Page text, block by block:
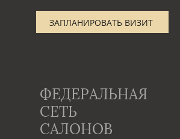
ЗАПЛАНИРОВАТЬ ВИЗИТ
ФЕДЕРАЛЬНАЯ
СЕТЬ
САЛОНОВ